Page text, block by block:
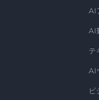
AI
AI
テ
AI
ビ